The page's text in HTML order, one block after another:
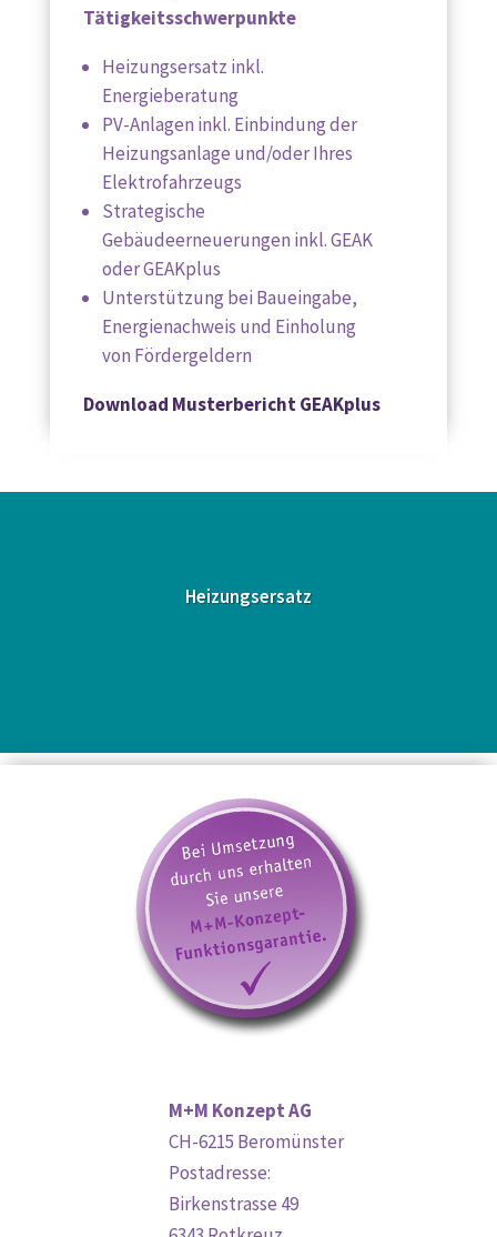
Tätigkeitsschwerpunkte
Heizungsersatz inkl.
Energieberatung
PV-Anlagen inkl. Einbindung der
Heizungsanlage und/oder Ihres
Elektrofahrzeugs
Strategische
Gebäudeerneuerungen inkl. GEAK
oder GEAKplus
Unterstützung bei Baueingabe,
Energienachweis und Einholung
von Fördergeldern
Download Musterbericht GEAKplus
Heizungsersatz
M+M Konzept AG
CH-6215 Beromünster
Postadresse:
Birkenstrasse 49